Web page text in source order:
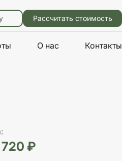
Рассчитать стоимость
О нас Контакты
720 ₽